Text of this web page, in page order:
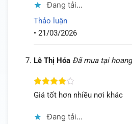
Đang tải...
Thảo luận
• 21/03/2026
Lê Thị Hóa Đã mua tại
Được
Giá tốt hơn nhiều nơi khác
Đang tải...